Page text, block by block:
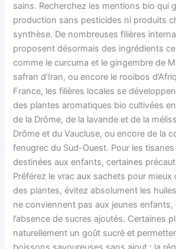
sains. Recherchez les mentions bio qui
production sans pesticides ni produits
synthèse. De nombreuses filières
proposent désormais des ingrédients
comme le curcuma et le gingembre de
safran d’Iran, ou encore le rooibos
France, les filières locales se
des plantes aromatiques bio cultivées
de la Drôme, de la lavande et de la
Drôme et du Vaucluse, ou encore de la
fenugrec du Sud-Ouest. Pour les
destinées aux enfants, certaines
Préférez le vrac aux sachets pour mieux
des plantes, évitez absolument les
ne conviennent pas aux jeunes enfants,
l’absence de sucres ajoutés. Certaines
naturellement un goût sucré et